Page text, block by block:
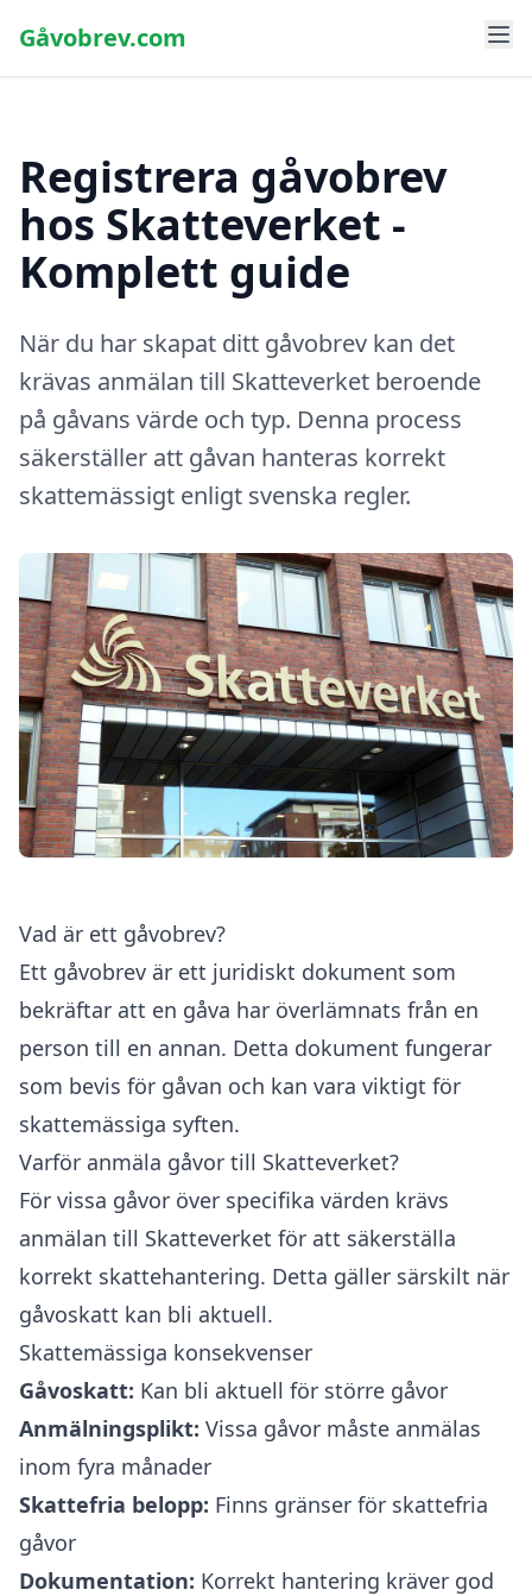
Gåvobrev.com
Registrera gåvobrev
hos Skatteverket -
Komplett guide
När du har skapat ditt gåvobrev kan det
krävas anmälan till Skatteverket beroende
på gåvans värde och typ. Denna process
säkerställer att gåvan hanteras korrekt
skattemässigt enligt svenska regler.
Vad är ett gåvobrev?
Ett gåvobrev är ett juridiskt dokument som
bekräftar att en gåva har överlämnats från en
person till en annan. Detta dokument fungerar
som bevis för gåvan och kan vara viktigt för
skattemässiga syften.
Varför anmäla gåvor till Skatteverket?
För vissa gåvor över specifika värden krävs
anmälan till Skatteverket för att säkerställa
korrekt skattehantering. Detta gäller särskilt när
gåvoskatt kan bli aktuell.
Skattemässiga konsekvenser
Gåvoskatt: Kan bli aktuell för större gåvor
Anmälningsplikt: Vissa gåvor måste anmälas
inom fyra månader
Skattefria belopp: Finns gränser för skattefria
gåvor
Dokumentation: Korrekt hantering kräver god